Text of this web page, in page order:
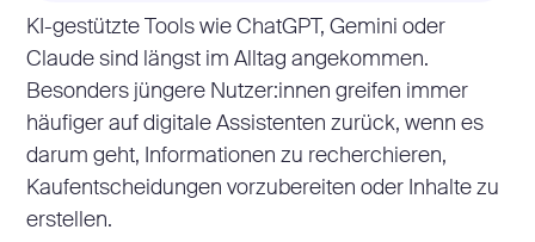
KI-gestützte Tools wie ChatGPT, Gemini oder
Claude sind längst im Alltag angekommen.
Besonders jüngere Nutzer:innen greifen immer
häufiger auf digitale Assistenten zurück, wenn es
darum geht, Informationen zu recherchieren,
Kaufentscheidungen vorzubereiten oder Inhalte zu
erstellen.